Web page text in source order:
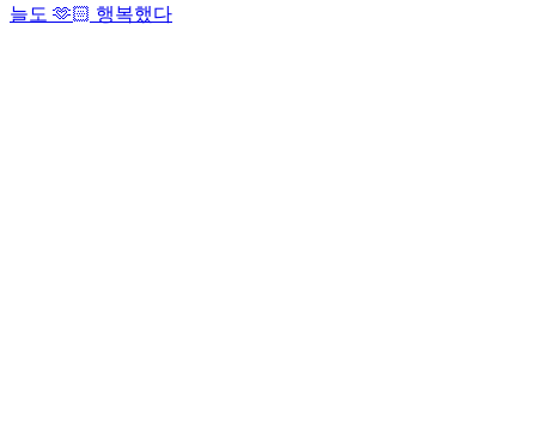
늘도 🫶🏻 행복했다